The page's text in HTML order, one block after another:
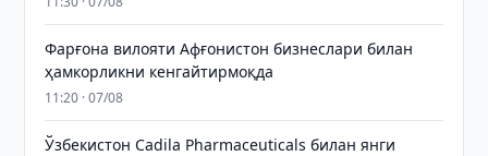
Фарғона вилояти Афғонистон бизнеслари билан
ҳамкорликни кенгайтирмоқда
11:20 · 07/08
Ўзбекистон Cadila Pharmaceuticals билан янги